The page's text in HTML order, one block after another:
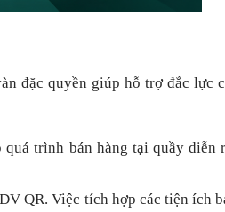
đặc quyền giúp hỗ trợ đắc lực
quá trình bán hàng tại quầy diễn
QR.Việc tích hợp các tiện ích